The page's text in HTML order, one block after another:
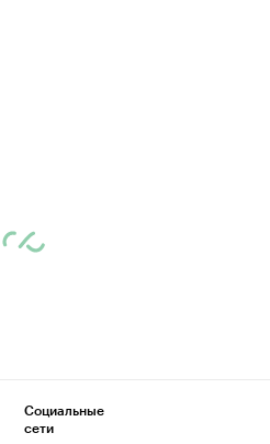
Социальные
сети